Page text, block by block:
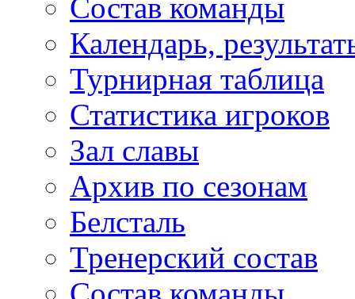
Состав команды
Календарь,
Турнирная таблица
Статистика игроков
Зал славы
Архив по сезонам
Белсталь
Тренерский состав